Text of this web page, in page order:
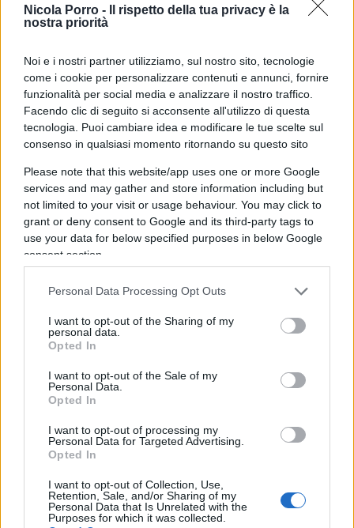
Nicola Porro -
Il rispetto della tua privacy è la
nostra priorità
Noi e i nostri partner utilizziamo, sul nostro sito, tecnologie
come i cookie per personalizzare contenuti e annunci, fornire
funzionalità per social media e analizzare il nostro traffico.
Facendo clic di seguito si acconsente all'utilizzo di questa
tecnologia. Puoi cambiare idea e modificare le tue scelte sul
consenso in qualsiasi momento ritornando su questo sito
Please note that this website/app uses one or more Google
services and may gather and store information including but
not limited to your visit or usage behaviour. You may click to
grant or deny consent to Google and its third-party tags to
use your data for below specified purposes in below Google
consent section.
Personal Data Processing Opt Outs
I want to opt-out of the Sharing of my
personal data.
Opted In
I want to opt-out of the Sale of my
Personal Data.
Opted In
I want to opt-out of processing my
Personal Data for Targeted Advertising.
Opted In
I want to opt-out of Collection, Use,
Retention, Sale, and/or Sharing of my
Personal Data that Is Unrelated with the
Purposes for which it was collected.
diFederico Punzi
nicolaporro.it
Hillary Clinton did it: approvò il piano
per disseminare false accuse contro
Trump
diFederico Punzi
21 Maggio 2022, 17:46